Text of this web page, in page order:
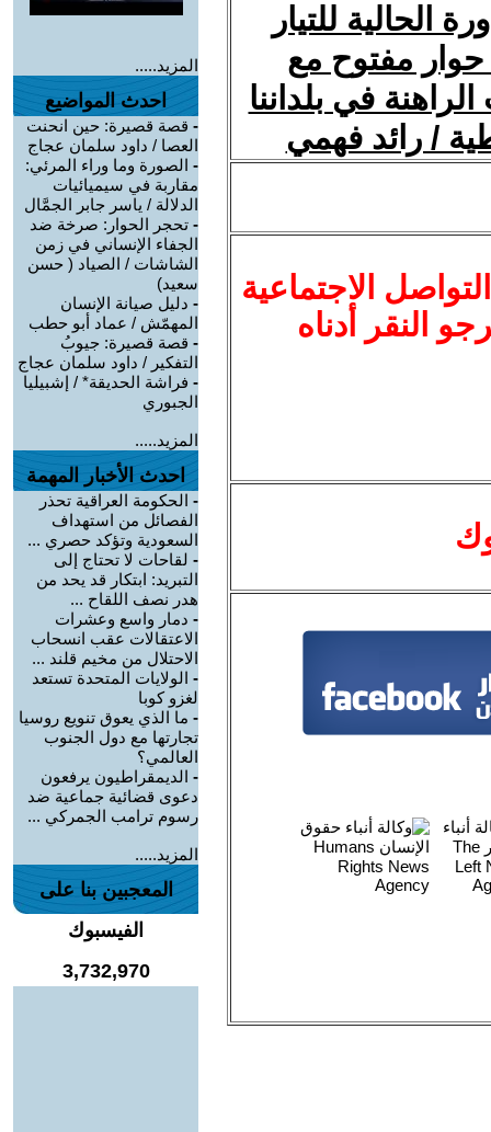
الحالية للتيار
مفتوح مع
في بلداننا
/ رائد فهمي
الاجتماعية
النقر أدناه
المزيد.....
احدث المواضيع
- قصة قصيرة: حين انحنت
العصا / داود سلمان عجاج
- الصورة وما وراء المرئي:
مقاربة في سيميائيات
الدلالة / ياسر جابر الجمَّال
- تحجر الحوار: صرخة ضد
الجفاء الإنساني في زمن
الشاشات / الصياد ‏( حسن
سعيد‏)
- دليل صيانة الإنسان
المهمّش / عماد أبو حطب
- قصة قصيرة: جيوبُ
التفكير / داود سلمان عجاج
- فراشة الحديقة* / إشبيليا
الجبوري
المزيد.....
احدث الأخبار المهمة
- الحكومة العراقية تحذر
الفصائل من استهداف
السعودية وتؤكد حصري ...
- لقاحات لا تحتاج إلى
التبريد: ابتكار قد يحد من
هدر نصف اللقاح ...
- دمار واسع وعشرات
الاعتقالات عقب انسحاب
الاحتلال من مخيم قلند ...
- الولايات المتحدة تستعد
لغزو كوبا
- ما الذي يعوق تنويع روسيا
تجارتها مع دول الجنوب
العالمي؟
- الديمقراطيون يرفعون
دعوى قضائية جماعية ضد
رسوم ترامب الجمركي ...
المزيد.....
المعجبين بنا على
الفيسبوك
3,732,970